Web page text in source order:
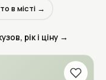
в місті →
рік і ціну →